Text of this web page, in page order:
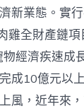
業態。實行
雞全財產鏈
經濟疾速成
成10億元以
，近年來，